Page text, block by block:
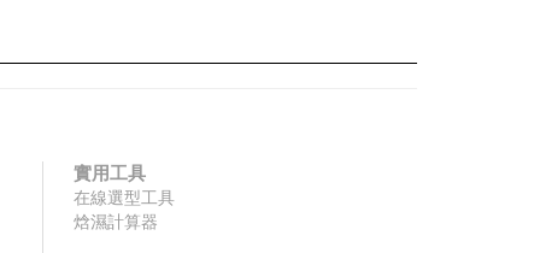
實用工具
在線選型工具
焓濕計算器